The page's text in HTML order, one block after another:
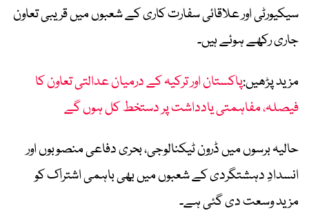
سیکیورٹی اور علاقائی سفارت کاری کے شعبوں میں قریبی تعاون
جاری رکھے ہوئے ہیں۔
مزید پڑھیں:پاکستان اور ترکیہ کے درمیان عدالتی تعاون کا
فیصلہ، مفاہمتی یادداشت پر دستخط کل ہوں گے
حالیہ برسوں میں ڈرون ٹیکنالوجی، بحری دفاعی منصوبوں اور
انسدادِ دہشتگردی کے شعبوں میں بھی باہمی اشتراک کو
مزید وسعت دی گئی ہے۔